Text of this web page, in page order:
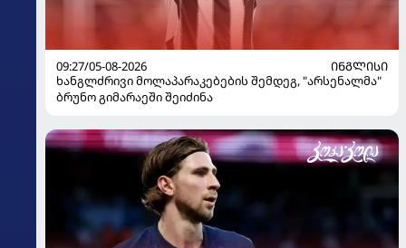
09:27/05-08-2026
ᲘᲜᲒᲚᲘᲡᲘ
ხანგლძრივი მოლაპარაკებების შემდეგ, "არსენალმა"
ბრუნო გიმარაეში შეიძინა